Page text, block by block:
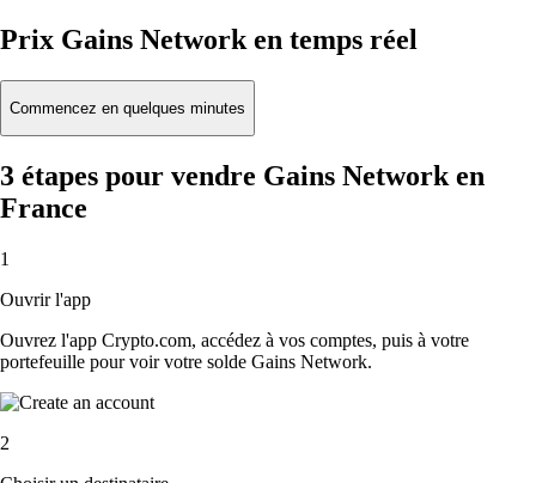
Prix Gains Network en temps réel
Commencez en quelques minutes
3 étapes pour vendre Gains Network en
France
1
Ouvrir l'app
Ouvrez l'app Crypto.com, accédez à vos comptes, puis à votre
portefeuille pour voir votre solde Gains Network.
2